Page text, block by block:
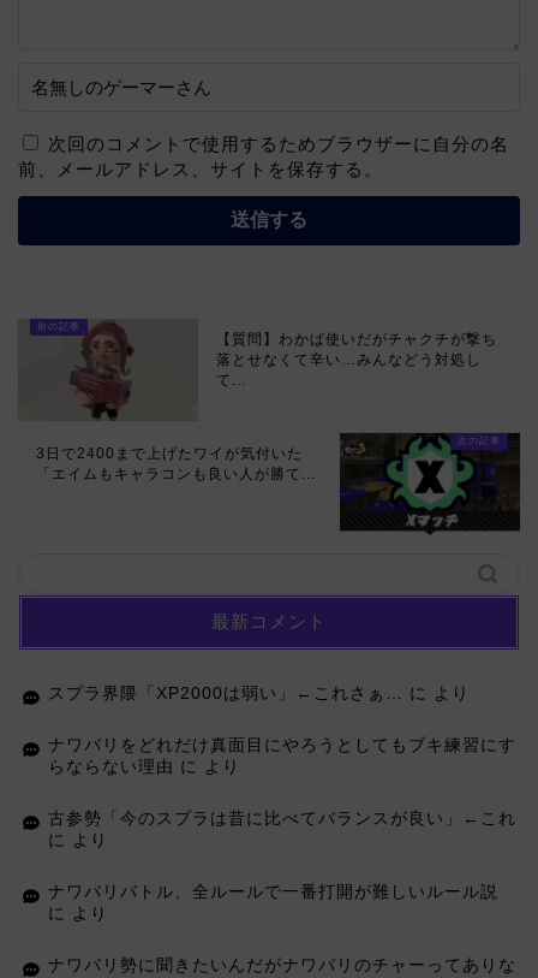
次回のコメントで使用するためブラウザーに自分の名
前、メールアドレス、サイトを保存する。
【質問】わかば使いだがチャクチが撃ち
落とせなくて辛い…みんなどう対処し
て...
3日で2400まで上げたワイが気付いた
「エイムもキャラコンも良い人が勝て...
最新コメント
スプラ界隈「XP2000は弱い」←これさぁ… に より
ナワバリをどれだけ真面目にやろうとしてもブキ練習にす
らならない理由 に より
古参勢「今のスプラは昔に比べてバランスが良い」←これ
に より
ナワバリバトル、全ルールで一番打開が難しいルール説
に より
ナワバリ勢に聞きたいんだがナワバリのチャーってありな